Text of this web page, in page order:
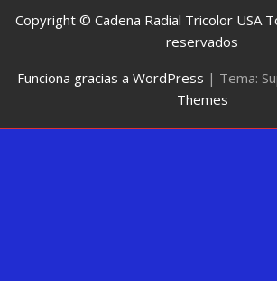
Copyright © Cadena Radial Tricolor USA
reservados
Funciona gracias a WordPress | Tema:
Themes